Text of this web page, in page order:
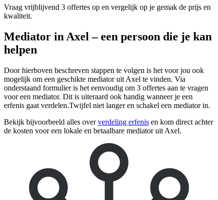
Vraag vrijblijvend 3 offertes op en vergelijk op je gemak de prijs en
kwaliteit.
Mediator in Axel – een persoon die je kan
helpen
Door hierboven beschreven stappen te volgen is het voor jou ook
mogelijk om een geschikte mediator uit Axel te vinden. Via
onderstaand formulier is het eenvoudig om 3 offertes aan te vragen
voor een mediator. Dit is uiteraard ook handig wanneer je een
erfenis gaat verdelen.Twijfel niet langer en schakel een mediator in.
Bekijk bijvoorbeeld alles oververdeling erfenis en kom direct achter
de kosten voor een lokale en betaalbare mediator uit Axel.